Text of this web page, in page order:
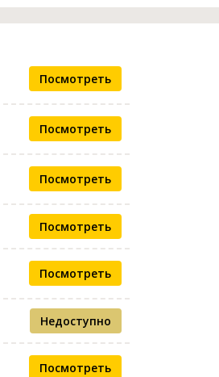
Посмотреть
Посмотреть
Посмотреть
Посмотреть
Посмотреть
Недоступно
Посмотреть